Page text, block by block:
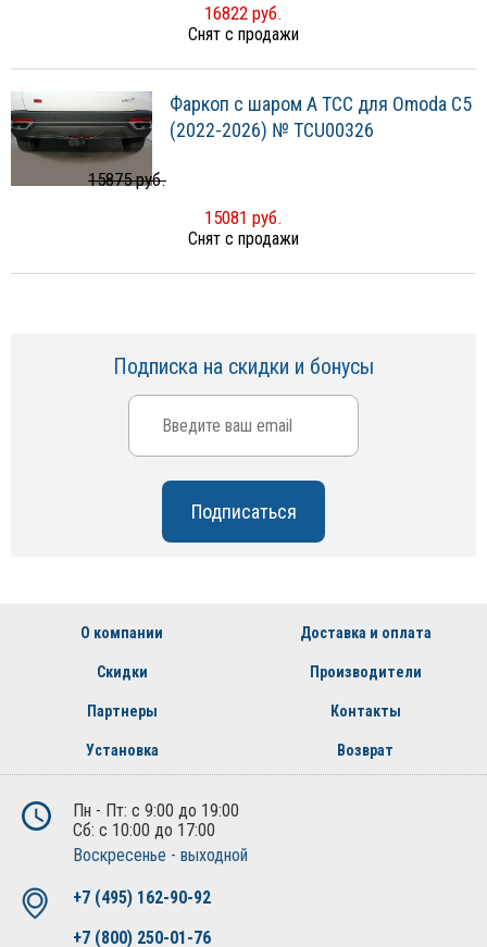
16822 руб.
Снят с продажи
Фаркоп с шаром А ТСС для Omoda С5
(2022-2026) № TCU00326
15875 руб.
15081 руб.
Снят с продажи
Подписка на скидки и бонусы
О компании Доставка и оплата
Скидки Производители
Партнеры Контакты
Установка Возврат
Пн - Пт: с 9:00 до 19:00
Сб: с 10:00 до 17:00
Воскресенье - выходной
+7 (495) 162-90-92
+7 (800) 250-01-76